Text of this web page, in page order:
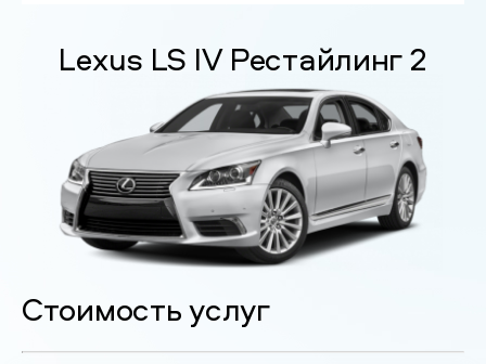
Lexus LS IV Рестайлинг 2
Стоимость услуг